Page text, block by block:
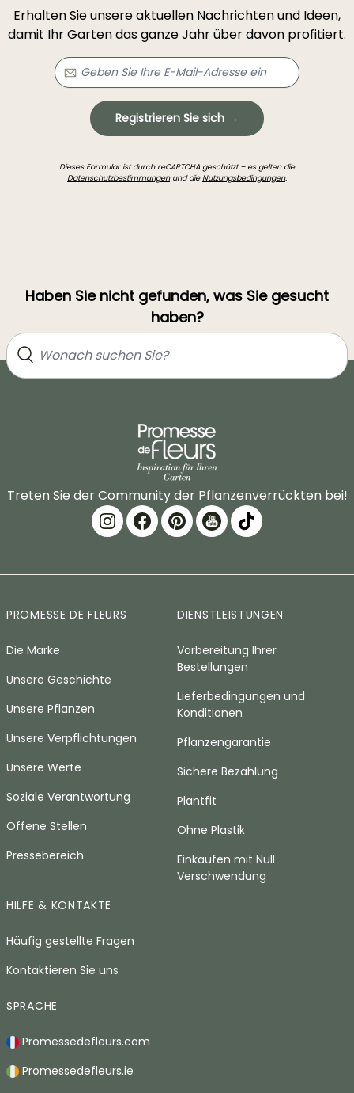
Erhalten Sie unsere aktuellen Nachrichten und Ideen,
damit Ihr Garten das ganze Jahr über davon profitiert.
Registrieren Sie sich →
Dieses Formular ist durch reCAPTCHA geschützt – es gelten die
Datenschutzbestimmungenund dieNutzungsbedingungen.
Haben Sie nicht gefunden, was Sie gesucht
haben?
Treten Sie der Community der Pflanzenverrückten bei!
PROMESSE DE FLEURS
Die Marke
Unsere Geschichte
Unsere Pflanzen
Unsere Verpflichtungen
Unsere Werte
Soziale Verantwortung
Offene Stellen
Pressebereich
DIENSTLEISTUNGEN
Vorbereitung Ihrer
Bestellungen
Lieferbedingungen und
Konditionen
Pflanzengarantie
Sichere Bezahlung
Plantfit
Ohne Plastik
Einkaufen mit Null
Verschwendung
HILFE & KONTAKTE
Häufig gestellte Fragen
Kontaktieren Sie uns
SPRACHE
Promessedefleurs.com
Promessedefleurs.ie